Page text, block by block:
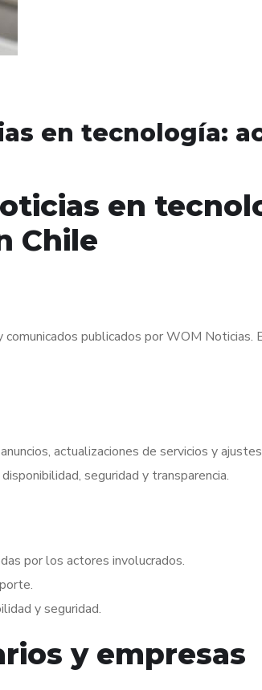
en tecnología:
en
Chile
publicados por WOM
actualizaciones de servicios y
seguridad y transparencia.
por los actores involucrados.
y seguridad.
y empresas